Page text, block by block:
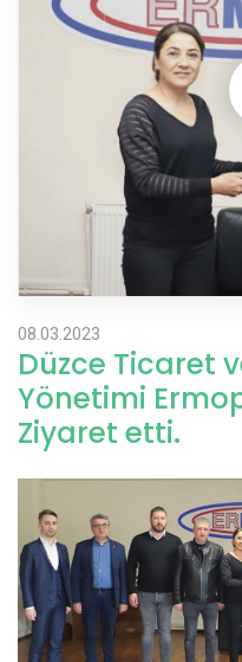
08.03.2023
Düzce Ticaret
Yönetimi
Ziyaret etti.